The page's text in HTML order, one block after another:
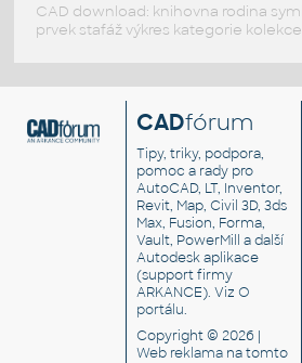
CAD download: knihovna rodina
prvek stafáž výkres kategorie
CADfórum
Tipy, triky, podpora,
pomoc a rady pro
AutoCAD, LT, Inventor,
Revit, Map, Civil 3D, 3ds
Max, Fusion, Forma,
Vault, PowerMill a další
Autodesk aplikace
(support firmy
ARKANCE). VizO
portálu.
Copyright © 2026 |
Web reklama na tomto